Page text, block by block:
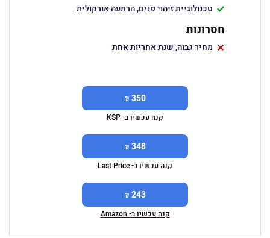
טכנולוגיית זיהוי פנים, הרתעה אורקולית
חסרונות
מחיר גבוה, שנת אחריות אחת
350 ₪
קנה עכשיו ב- KSP
348 ₪
קנה עכשיו ב- Last Price
243 ₪
קנה עכשיו ב- Amazon